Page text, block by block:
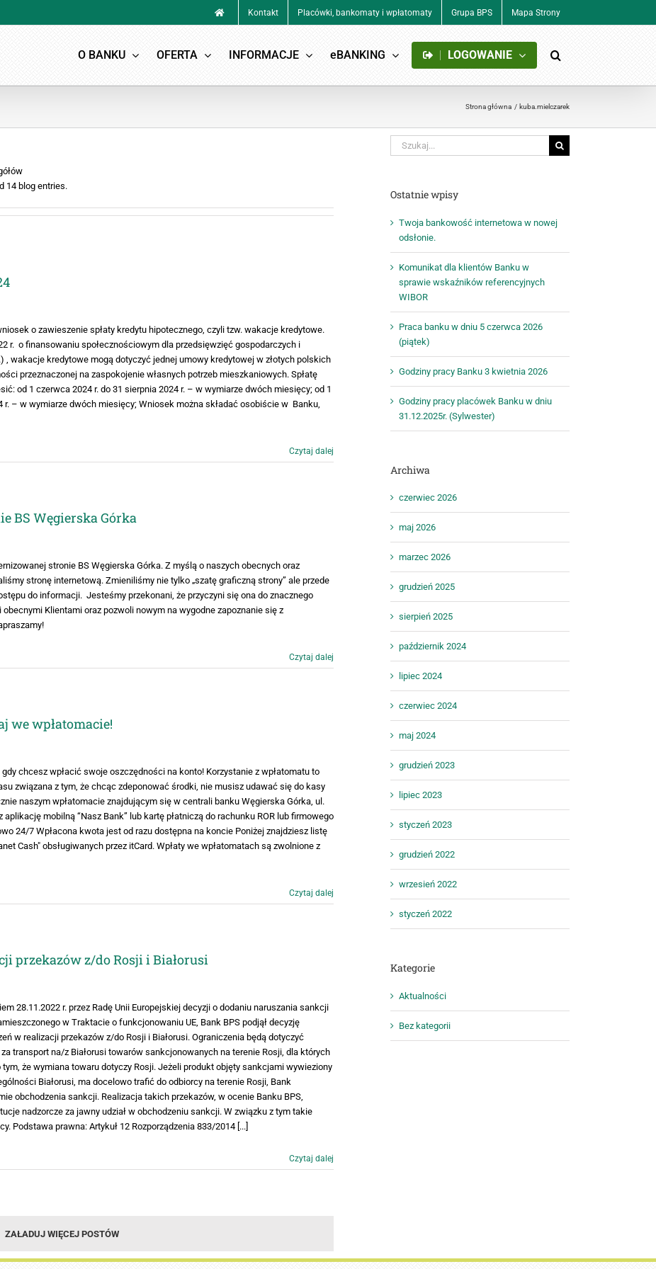
Kontakt Placówki, bankomaty i wpłatomaty Grupa BPS Mapa Strony
O BANKU OFERTA INFORMACJE eBANKING LOGOWANIE
Strona główna kuba.mielczarek
14 blog entries.
o zawieszenie spłaty kredytu hipotecznego, czyli tzw. wakacje kredytowe.
r. o finansowaniu społecznościowym dla przedsięwzięć gospodarczych i
, wakacje kredytowe mogą dotyczyć jednej umowy kredytowej w złotych polskich
przeznaczonej na zaspokojenie własnych potrzeb mieszkaniowych. Spłatę
od 1 czerwca 2024 r. do 31 sierpnia 2024 r. – w wymiarze dwóch miesięcy; od 1
r. – w wymiarze dwóch miesięcy; Wniosek można składać osobiście w Banku,
Czytaj dalej
BS Węgierska Górka
stronie BS Węgierska Górka. Z myślą o naszych obecnych oraz
stronę internetową. Zmieniliśmy nie tylko „szatę graficzną strony” ale przede
do informacji. Jesteśmy przekonani, że przyczyni się ona do znacznego
Klientami oraz pozwoli nowym na wygodne zapoznanie się z
Czytaj dalej
we wpłatomacie!
chcesz wpłacić swoje oszczędności na konto! Korzystanie z wpłatomatu to
związana z tym, że chcąc zdeponować środki, nie musisz udawać się do kasy
naszym wpłatomacie znajdującym się w centrali banku Węgierska Górka, ul.
mobilną “Nasz Bank” lub kartę płatniczą do rachunku ROR lub firmowego
24/7 Wpłacona kwota jest od razu dostępna na koncie Poniżej znajdziesz listę
Cash" obsługiwanych przez itCard. Wpłaty we wpłatomatach są zwolnione z
Czytaj dalej
przekazów z/do Rosji i Białorusi
28.11.2022 r. przez Radę Unii Europejskiej decyzji o dodaniu naruszania sankcji
w Traktacie o funkcjonowaniu UE, Bank BPS podjął decyzję
w realizacji przekazów z/do Rosji i Białorusi. Ograniczenia będą dotyczyć
transport na/z Białorusi towarów sankcjonowanych na terenie Rosji, dla których
że wymiana towaru dotyczy Rosji. Jeżeli produkt objęty sankcjami wywieziony
Białorusi, ma docelowo trafić do odbiorcy na terenie Rosji, Bank
obchodzenia sankcji. Realizacja takich przekazów, w ocenie Banku BPS,
nadzorcze za jawny udział w obchodzeniu sankcji. W związku z tym takie
Podstawa prawna: Artykuł 12 Rozporządzenia 833/2014 [...]
Czytaj dalej
ZAŁADUJ WIĘCEJ POSTÓW
Szukaj
Ostatnie wpisy
Twoja bankowość internetowa w nowej
odsłonie.
Komunikat dla klientów Banku w
sprawie wskaźników referencyjnych
WIBOR
Praca banku w dniu 5 czerwca 2026
(piątek)
Godziny pracy Banku 3 kwietnia 2026
Godziny pracy placówek Banku w dniu
31.12.2025r. (Sylwester)
Archiwa
czerwiec 2026
maj 2026
marzec 2026
grudzień 2025
sierpień 2025
październik 2024
lipiec 2024
czerwiec 2024
maj 2024
grudzień 2023
lipiec 2023
styczeń 2023
grudzień 2022
wrzesień 2022
styczeń 2022
Kategorie
Aktualności
Bez kategorii